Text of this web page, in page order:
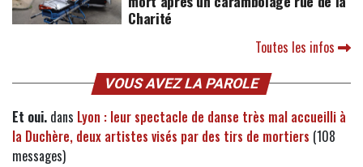
Charité
Toutes les infos
VOUS AVEZ LA PAROLE
Et oui. dans Lyon : leur spectacle de danse très mal accueilli à
la Duchère, deux artistes visés par des tirs de mortiers (108
messages)